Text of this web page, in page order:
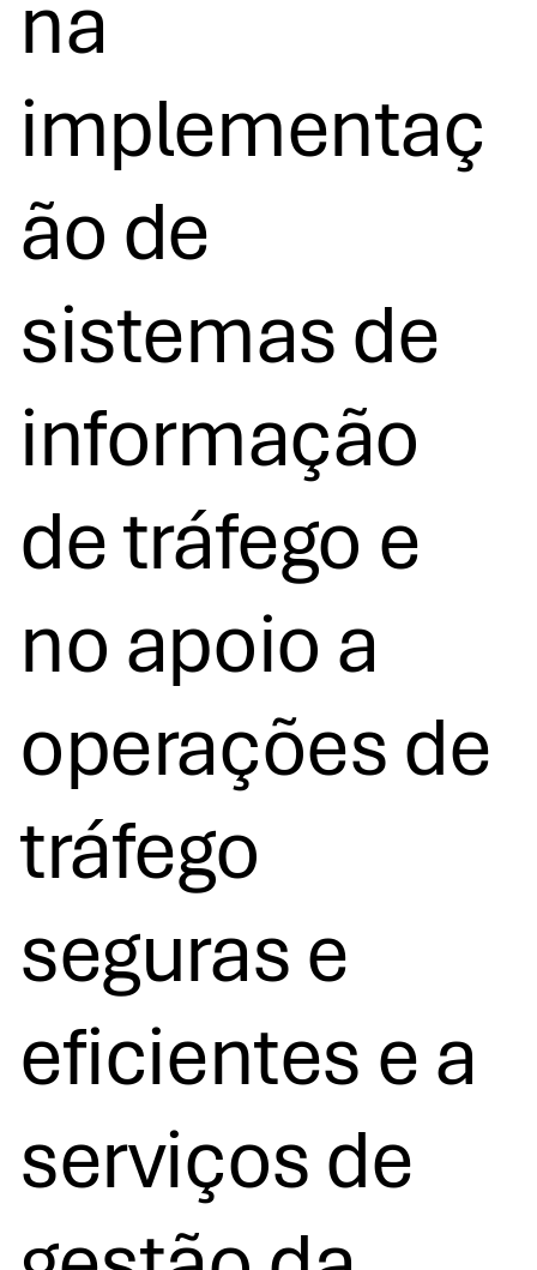
na
implementaç
ão de
sistemas de
informação
de tráfego e
no apoio a
operações de
tráfego
seguras e
eficientes e a
serviços de